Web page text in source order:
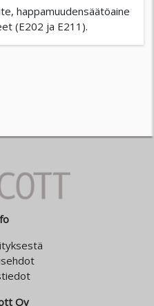
happamuudensäätöaine
(E202 ja E211).
Oy